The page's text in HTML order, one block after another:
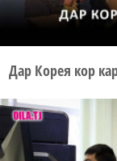
Дар Корея кор